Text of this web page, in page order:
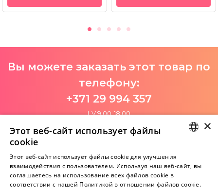
Вы можете заказать этот товар по
телефону:
+371 29 994 357
I-V 9:00-18:00
Будь первым!
Напишите отзыв и ПОЛУЧИТЕ ПОДАРОК!
RUSSIAN
×
Этот веб-сайт использует файлы
cookie
Этот веб-сайт использует файлы cookie для улучшения
взаимодействия с пользователем. Используя наш веб-сайт, вы
соглашаетесь на использование всех файлов cookie в
соответствии с нашей Политикой в ​​отношении файлов cookie.